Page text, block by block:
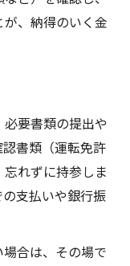
、納得のいく金
要書類の提出や
書類（運転免許
れずに持参しま
支払いや銀行振
合は、その場で